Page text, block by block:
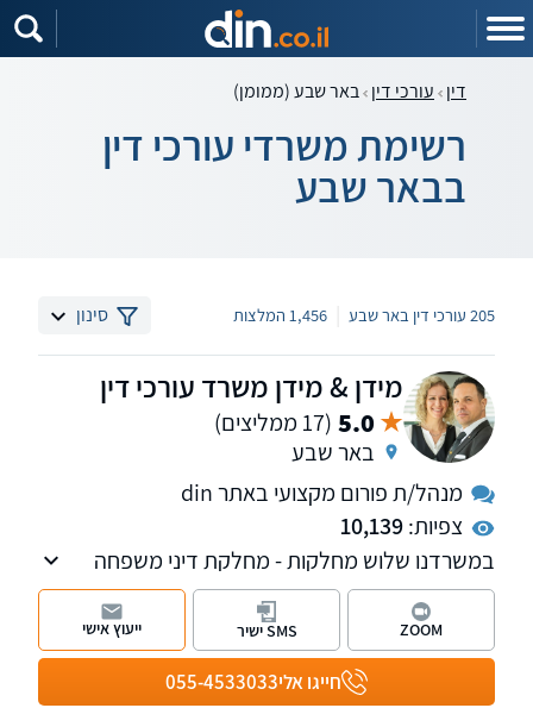
דין עורכי דין באר שבע (ממומן)
רשימת משרדי עורכי דין
בבאר שבע
205 עורכי דין באר שבע 1,456 המלצות סינון
מידן & מידן משרד עורכי דין
5.0 (17 ממליצים)
באר שבע
מנהל/ת פורום מקצועי באתר din
צפיות:10,139
במשרדנו שלוש מחלקות - מחלקת דיני משפחה
והמעמד האישי ומחלקת המשפט הפלילי ודיני
התעבורה
חייגו אלי055-4533033
ZOOM SMS ישיר ייעוץ אישי